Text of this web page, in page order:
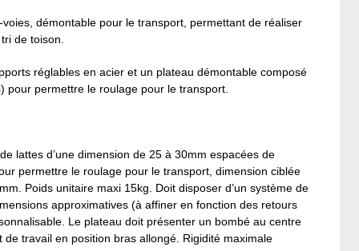
démontable pour le transport, permettant de réaliser
de toison.
réglables en acier et un plateau démontable composé
permettre le roulage pour le transport.
lattes d’une dimension de 25 à 30mm espacées de
permettre le roulage pour le transport, dimension ciblée
Poids unitaire maxi 15kg. Doit disposer d’un système de
approximatives (à affiner en fonction des retours
Le plateau doit présenter un bombé au centre
travail en position bras allongé. Rigidité maximale